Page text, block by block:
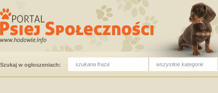
Szukaj w ogłoszeniach: wszystkie kategorie